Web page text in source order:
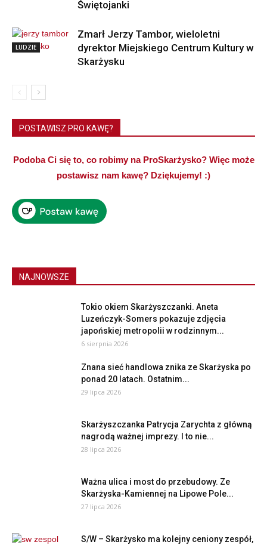
Świętojanki
LUDZIE
Zmarł Jerzy Tambor, wieloletni
dyrektor Miejskiego Centrum Kultury w
Skarżysku
POSTAWISZ PRO KAWĘ?
Podoba Ci się to, co robimy na ProSkarżysko? Więc może
postawisz nam kawę? Dziękujemy! :)
NAJNOWSZE
Tokio okiem Skarżyszczanki. Aneta
Luzeńczyk-Somers pokazuje zdjęcia
japońskiej metropolii w rodzinnym...
6 sierpnia 2026
Znana sieć handlowa znika ze Skarżyska po
ponad 20 latach. Ostatnim...
29 lipca 2026
Skarżyszczanka Patrycja Zarychta z główną
nagrodą ważnej imprezy. I to nie...
28 lipca 2026
Ważna ulica i most do przebudowy. Ze
Skarżyska-Kamiennej na Lipowe Pole...
27 lipca 2026
S/W – Skarżysko ma kolejny ceniony zespół,